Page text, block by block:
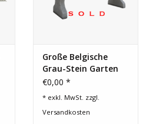
Große Belgische
Grau-Stein Garten
Tisch
€0,00 *
* exkl. MwSt. zzgl.
Versandkosten